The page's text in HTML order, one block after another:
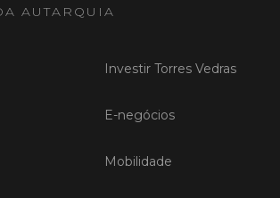
AUTARQUIA
Investir Torres Vedras
E-negócios
Mobilidade